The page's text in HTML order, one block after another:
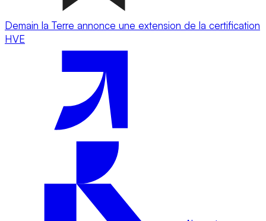
Demain la Terre annonce une extension de la certification
HVE